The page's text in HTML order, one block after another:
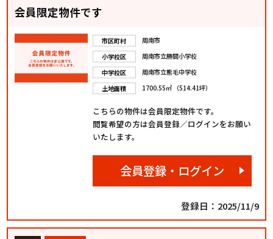
会員限定物件です
市区町村
周南市
小学校区
周南市立勝間小学校
中学校区
周南市立熊毛中学校
土地面積
1700.55㎡ （514.41坪）
こちらの物件は会員限定物件です。
閲覧希望の方は会員登録／ログインをお願い
いたします。
会員登録・ログイン
登録日：2025/11/9